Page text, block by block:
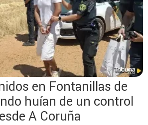
en Fontanillas de
huían de un control
A Coruña